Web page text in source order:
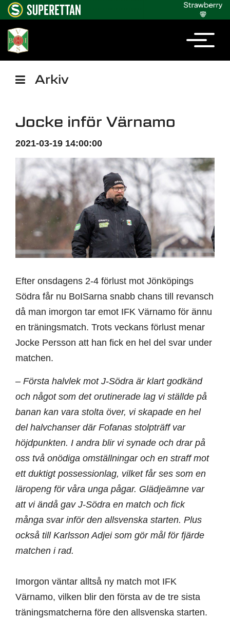
Arkiv
Jocke inför Värnamo
2021-03-19 14:00:00
Efter onsdagens 2-4 förlust mot Jönköpings
Södra får nu BoISarna snabb chans till revansch
då man imorgon tar emot IFK Värnamo för ännu
en träningsmatch. Trots veckans förlust menar
Jocke Persson att han fick en hel del svar under
matchen.
– Första halvlek mot J-Södra är klart godkänd
och något som det orutinerade lag vi ställde på
banan kan vara stolta över, vi skapade en hel
del halvchanser där Fofanas stolpträff var
höjdpunkten. I andra blir vi synade och drar på
oss två onödiga omställningar och en straff mot
ett duktigt possessionlag, vilket får ses som en
läropeng för våra unga pågar. Glädjeämne var
att vi ändå gav J-Södra en match och fick
många svar inför den allsvenska starten. Plus
också till Karlsson Adjei som gör mål för fjärde
matchen i rad.
Imorgon väntar alltså ny match mot IFK
Värnamo, vilken blir den första av de tre sista
träningsmatcherna före den allsvenska starten.